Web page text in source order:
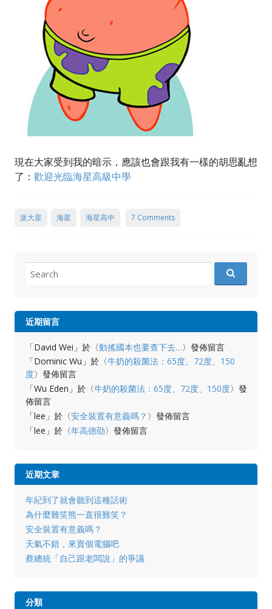
現在大家受到我的暗示，應該也會跟我有一樣的胡思亂想
了： 歡迎光臨海星高級中學
派大星 海星 海星高中 7 Comments
for:
近期留言
「David Wei 」於〈動搖國本也要查下去…〉發佈留言
「Dominic Wu 」於〈牛奶的殺菌法：65度、72度、150
度〉發佈留言
「Wu Eden 」於〈牛奶的殺菌法：65度、72度、150度〉發
佈留言
「lee 」於〈安全裝置有意義嗎？ 〉發佈留言
「lee 」於〈年高德劭〉發佈留言
近期文章
年紀到了就會聽到這種話術
為什麼難笑熊一直很難笑？
安全裝置有意義嗎？
天氣不錯，來賣個電腦吧
蔡總統「自己跟老闆說」的爭議
分類